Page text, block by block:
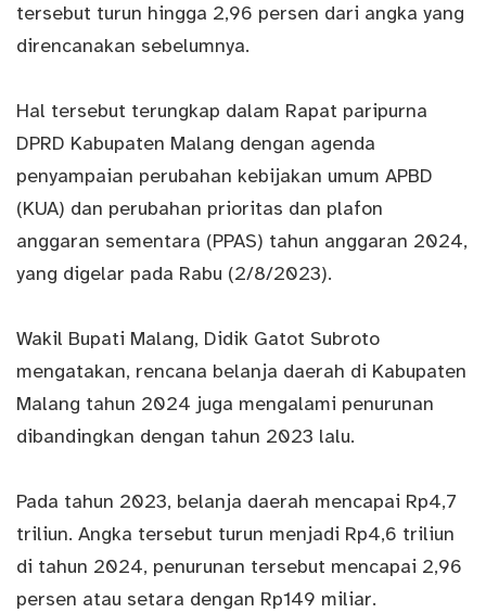
tersebut turun hingga 2,96 persen dari angka yang
direncanakan sebelumnya.
Hal tersebut terungkap dalam Rapat paripurna
DPRD Kabupaten Malang dengan agenda
penyampaian perubahan kebijakan umum APBD
(KUA) dan perubahan prioritas dan plafon
anggaran sementara (PPAS) tahun anggaran 2024,
yang digelar pada Rabu (2/8/2023).
Wakil Bupati Malang, Didik Gatot Subroto
mengatakan, rencana belanja daerah di Kabupaten
Malang tahun 2024 juga mengalami penurunan
dibandingkan dengan tahun 2023 lalu.
Pada tahun 2023, belanja daerah mencapai Rp4,7
triliun. Angka tersebut turun menjadi Rp4,6 triliun
di tahun 2024, penurunan tersebut mencapai 2,96
persen atau setara dengan Rp149 miliar.